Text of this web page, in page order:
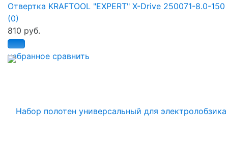
избранное сравнить
Отвертка KRAFTOOL "EXPERT" X-Drive 250071-8.0-150
(0)
810 руб.